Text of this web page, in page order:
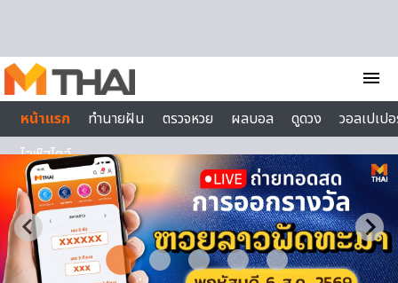
menu
หน้าแรก
ทำนายฝัน ตรวจหวย ผลบอล ดูดวง
วอลเปเป
ไลฟ์สไตล์